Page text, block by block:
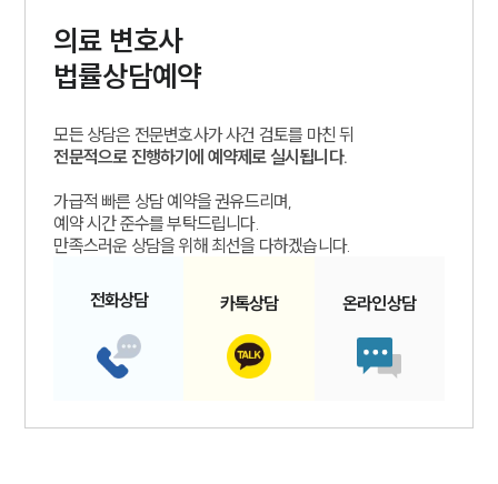
의료 변호사
법률상담예약
모든 상담은 전문변호사가 사건 검토를 마친 뒤
전문적으로 진행하기에 예약제로 실시됩니다.
가급적 빠른 상담 예약을 권유드리며,
예약 시간 준수를 부탁드립니다.
만족스러운 상담을 위해 최선을 다하겠습니다.
전화상담 카톡상담 온라인상담